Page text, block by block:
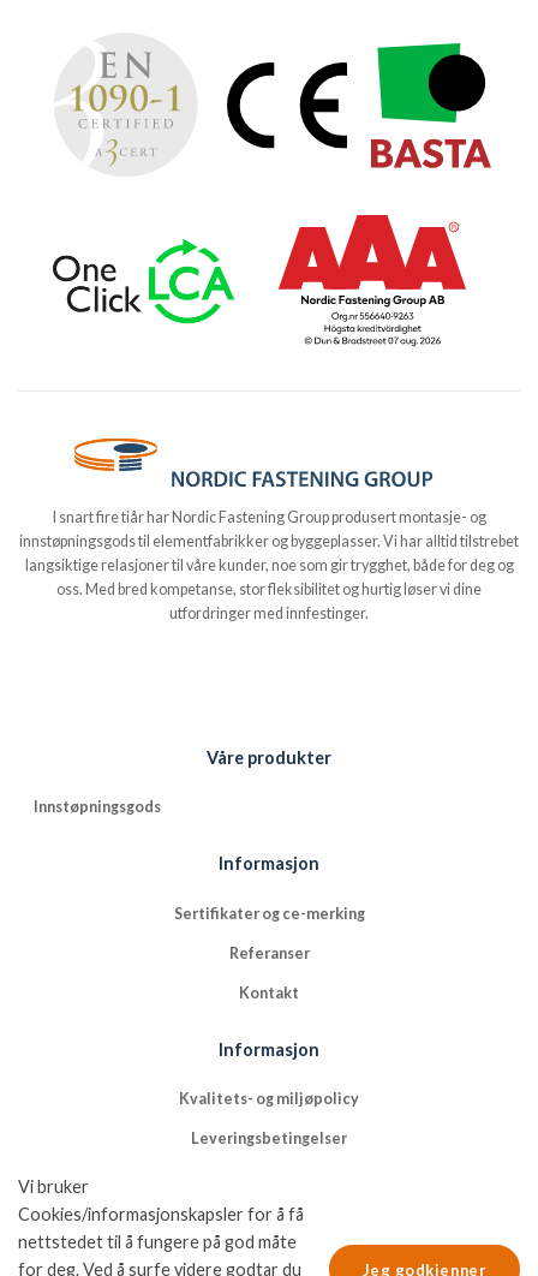
I snart fire tiår har Nordic Fastening Group produsert montasje- og
innstøpningsgods til elementfabrikker og byggeplasser. Vi har alltid tilstrebet
langsiktige relasjoner til våre kunder, noe som gir trygghet, både for deg og
oss. Med bred kompetanse, stor fleksibilitet og hurtig løser vi dine
utfordringer med innfestinger.
Våre produkter
Innstøpningsgods
Informasjon
Sertifikater og ce-merking
Referanser
Kontakt
Informasjon
Kvalitets- og miljøpolicy
Leveringsbetingelser
Nordic Fastening Groups personvernpolicy
Vi bruker
Cookies/informasjonskapsler for å få
nettstedet til å fungere på god måte
for deg. Ved å surfe videre godtar du
Jeg godkjenner